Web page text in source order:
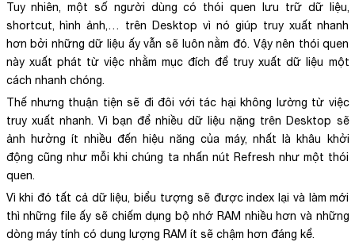
Tuy nhiên, một số người dùng có thói quen lưu trữ dữ liệu,
shortcut, hình ảnh,… trên Desktop vì nó giúp truy xuất nhanh
hơn bởi những dữ liệu ấy vẫn sẽ luôn nằm đó. Vậy nên thói quen
này xuất phát từ việc nhằm mục đích để truy xuất dữ liệu một
cách nhanh chóng.
Thế nhưng thuận tiện sẽ đi đôi với tác hại không lường từ việc
truy xuất nhanh. Vì bạn để nhiều dữ liệu nặng trên Desktop sẽ
ảnh hưởng ít nhiều đến hiệu năng của máy, nhất là khâu khởi
động cũng như mỗi khi chúng ta nhấn nút Refresh như một thói
quen.
Vì khi đó tất cả dữ liệu, biểu tượng sẽ được index lại và làm mới
thì những file ấy sẽ chiếm dụng bộ nhớ RAM nhiều hơn và những
dòng máy tính có dung lượng RAM ít sẽ chậm hơn đáng kể.